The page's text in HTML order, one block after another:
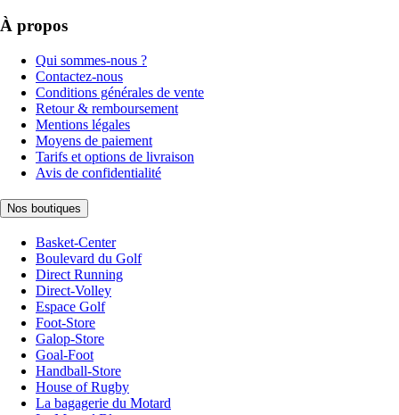
À propos
Qui sommes-nous ?
Contactez-nous
Conditions générales de vente
Retour & remboursement
Mentions légales
Moyens de paiement
Tarifs et options de livraison
Avis de confidentialité
Nos boutiques
Basket-Center
Boulevard du Golf
Direct Running
Direct-Volley
Espace Golf
Foot-Store
Galop-Store
Goal-Foot
Handball-Store
House of Rugby
La bagagerie du Motard